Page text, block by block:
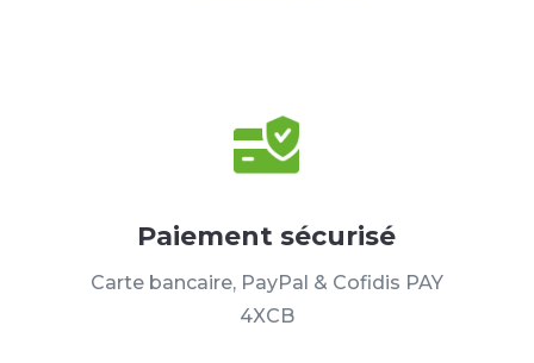
Paiement sécurisé
Carte bancaire, PayPal & Cofidis PAY
4XCB